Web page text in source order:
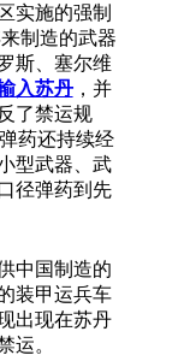
实施的强制
制造的武器
斯、塞尔维
入苏丹，并
了禁运规
药还持续经
型武器、武
径弹药到先
中国制造的
装甲运兵车
出现在苏丹
运。